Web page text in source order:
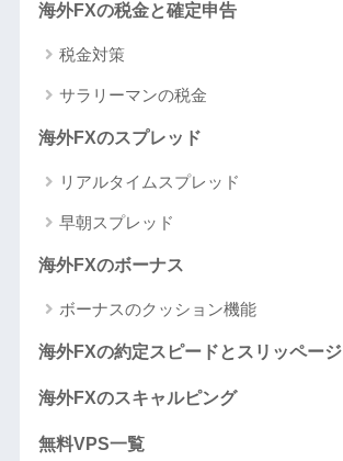
海外FXの税金と確定申告
税金対策
サラリーマンの税金
海外FXのスプレッド
リアルタイムスプレッド
早朝スプレッド
海外FXのボーナス
ボーナスのクッション機能
海外FXの約定スピードとスリッページ
海外FXのスキャルピング
無料VPS一覧